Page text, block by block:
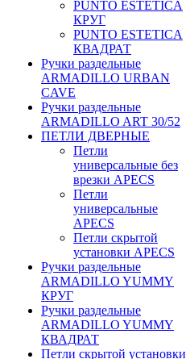
PUNTO ESTETICA
КРУГ
PUNTO ESTETICA
КВАДРАТ
Ручки раздельные
ARMADILLO URBAN
CAVE
Ручки раздельные
ARMADILLO ART 30/52
ПЕТЛИ ДВЕРНЫЕ
Петли
универсальные без
врезки APECS
Петли
универсальные
APECS
Петли скрытой
установки APECS
Ручки раздельные
ARMADILLO YUMMY
КРУГ
Ручки раздельные
ARMADILLO YUMMY
КВАДРАТ
Петли скрытой установки